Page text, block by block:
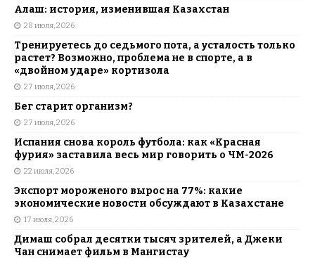
Алаш: история, изменившая Казахстан
28 июля, 2026
Тренируетесь до седьмого пота, а усталость только
растет? Возможно, проблема не в спорте, а в
«двойном ударе» кортизола
27 июля, 2026
Бег старит организм?
27 июля, 2026
Испания снова король футбола: как «Красная
фурия» заставила весь мир говорить о ЧМ-2026
22 июля, 2026
Экспорт мороженого вырос на 77%: какие
экономические новости обсуждают в Казахстане
17 июля, 2026
Димаш собрал десятки тысяч зрителей, а Джеки
Чан снимает фильм в Мангистау